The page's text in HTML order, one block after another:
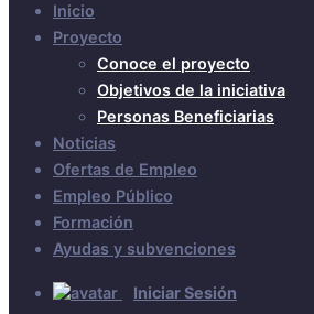
Inicio
Proyecto
Conoce el proyecto
Objetivos de la iniciativa
Personas Beneficiarias
Noticias
Ofertas de Empleo
Empleo Público
Formación
Ayudas y subvenciones
Iniciar Sesión